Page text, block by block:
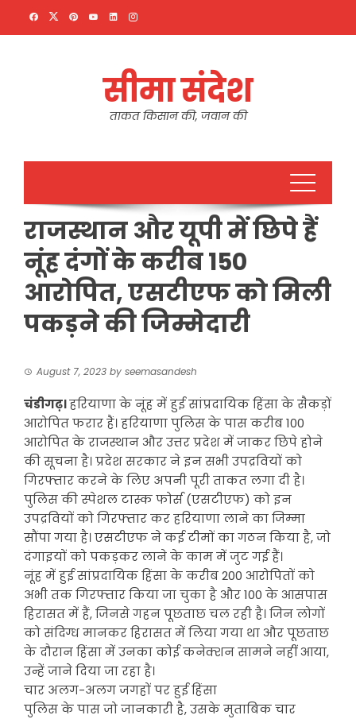
सीमा संदेश
ताकत किसान की, जवान की
राजस्थान और यूपी में छिपे हैं
नूंह दंगों के करीब 150
आरोपित, एसटीएफ को मिली
पकड़ने की जिम्मेदारी
August 7, 2023 by seemasandesh
चंडीगढ़।हरियाणा के नूंह में हुई सांप्रदायिक हिंसा के सैकड़ों
आरोपित फरार हैं। हरियाणा पुलिस के पास करीब 100
आरोपित के राजस्थान और उत्तर प्रदेश में जाकर छिपे होने
की सूचना है। प्रदेश सरकार ने इन सभी उपद्रवियों को
गिरफ्तार करने के लिए अपनी पूरी ताकत लगा दी है।
पुलिस की स्पेशल टास्क फोर्स (एसटीएफ) को इन
उपद्रवियों को गिरफ्तार कर हरियाणा लाने का जिम्मा
सौंपा गया है। एसटीएफ ने कई टीमों का गठन किया है, जो
दंगाइयों को पकड़कर लाने के काम में जुट गई हैं।
नूंह में हुई सांप्रदायिक हिंसा के करीब 200 आरोपितों को
अभी तक गिरफ्तार किया जा चुका है और 100 के आसपास
हिरासत में हैं, जिनसे गहन पूछताछ चल रही है। जिन लोगों
को संदिग्ध मानकर हिरासत में लिया गया था और पूछताछ
के दौरान हिंसा में उनका कोई कनेक्शन सामने नहीं आया,
उन्हें जाने दिया जा रहा है।
चार अलग-अलग जगहों पर हुई हिंसा
पुलिस के पास जो जानकारी है, उसके मुताबिक चार